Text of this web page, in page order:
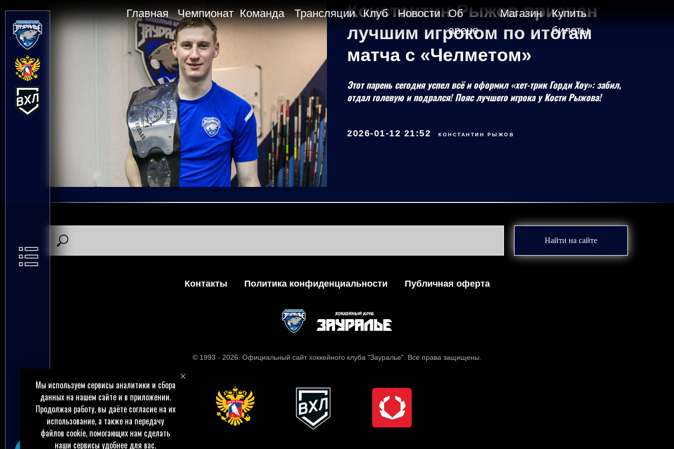
Главная Чемпионат Команда Трансляции Клуб Новости
Об
арене
Магазин
Купить
билеты
Мы используем сервисы аналитики и сбора
данных на нашем сайте и в приложении.
Продолжая работу, вы даёте согласие на их
использование, а также на передачу
файлов cookie, помогающих нам сделать
наши сервисы удобнее для вас.
Константин Рыжов признан
лучшим игроком по итогам
матча с «Челметом»
Этот парень сегодня успел всё и оформил «хет-трик Горди Хоу»: забил,
отдал голевую и подрался! Пояс лучшего игрока у Кости Рыжова!
2026-01-12 21:52 КОНСТАНТИН РЫЖОВ
Найти на сайте
Контакты Политика конфиденциальности Публичная оферта
© 1993 - 2026. Официальный сайт хоккейного клуба "Зауралье". Все права защищены.